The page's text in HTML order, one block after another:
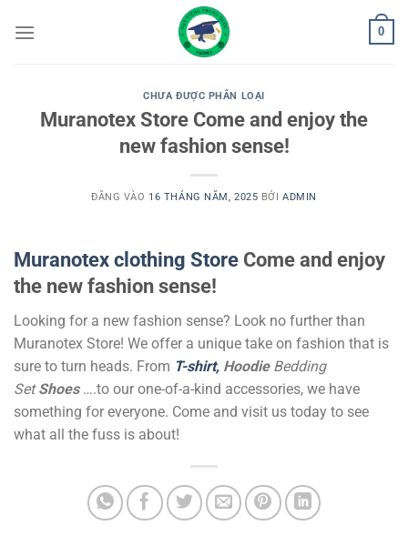
qua
0
CHƯA ĐƯỢC PHÂN LOẠI
Muranotex Store Come and enjoy the
new fashion sense!
ĐĂNG VÀO 16 THÁNG NĂM, 2025 BỞIADMIN
Muranotex clothing Store Come and enjoy
the new fashion sense!
Looking for a new fashion sense? Look no further than
Muranotex Store! We offer a unique take on fashion that is
sure to turn heads. From T-shirt, Hoodie Bedding
SetShoes….to our one-of-a-kind accessories, we have
something for everyone. Come and visit us today to see
what all the fuss is about!